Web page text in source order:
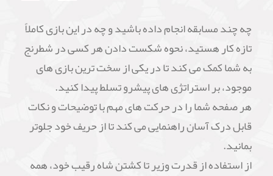
چه چند مسابقه انجام داده باشید و چه در این بازی کاملاً
تازه کار هستید، نحوه شکست دادن هر کسی در شطرنج
به شما کمک می کند تا در یکی از سخت ترین بازی های
موجود، بر استراتژی های پیشرو تسلط پیدا کنید.
هر صفحه شما را در حرکت های مهم با توضیحات و نکات
قابل درک آسان راهنمایی می کند تا از حریف خود جلوتر
بمانید.
از استفاده از قدرت وزیر تا کشتن شاه رقیب خود، همه